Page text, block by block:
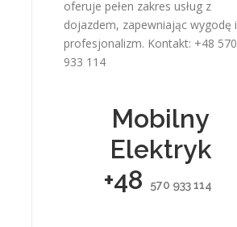
oferuje pełen zakres usług z
dojazdem, zapewniając wygodę i
profesjonalizm. Kontakt: +48 570
933 114
Mobilny
Elektryk
+48
570 933 114